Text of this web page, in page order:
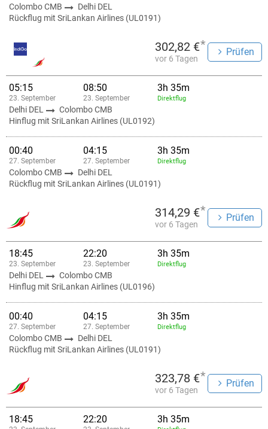
Colombo CMB
Delhi DEL
Rückflug mit SriLankan Airlines (UL0191)
302,82 €*
vor 6 Tagen
Prüfen
05:15
23. September
08:50
23. September
3h 35m
Direktflug
Delhi DEL
Colombo CMB
Hinflug mit SriLankan Airlines (UL0192)
00:40
27. September
04:15
27. September
3h 35m
Direktflug
Colombo CMB
Delhi DEL
Rückflug mit SriLankan Airlines (UL0191)
314,29 €*
vor 6 Tagen
Prüfen
18:45
23. September
22:20
23. September
3h 35m
Direktflug
Delhi DEL
Colombo CMB
Hinflug mit SriLankan Airlines (UL0196)
00:40
27. September
04:15
27. September
3h 35m
Direktflug
Colombo CMB
Delhi DEL
Rückflug mit SriLankan Airlines (UL0191)
323,78 €*
vor 6 Tagen
Prüfen
18:45 22:20 3h 35m